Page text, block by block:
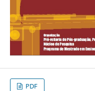
PDF